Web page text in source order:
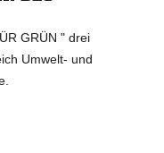
GRÜN " drei
Umwelt- und